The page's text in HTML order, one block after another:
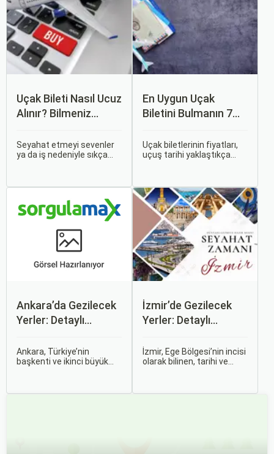
Uçak Bileti Nasıl Ucuz
Alınır? Bilmeniz
Detaylar
Seyahat etmeyi sevenler
ya da iş nedeniyle sıkça
uygun fiyatlarla nasıl
alabilirsiniz? Aslında doğru
yöntemlerle uçak bileti
almanın birçok püf noktası
En Uygun Uçak
Biletini Bulmanın 7
Uçak biletlerinin fiyatları,
uçuş tarihi yaklaştıkça
tasarruf etmenin en etkili
yollarından biridir.
Ankara’da Gezilecek
Yerler: Detaylı
Ankara, Türkiye’nin
başkenti ve ikinci büyük
İzmir’de Gezilecek
Yerler: Detaylı
İzmir, Ege Bölgesi’nin incisi
olarak bilinen, tarihi ve